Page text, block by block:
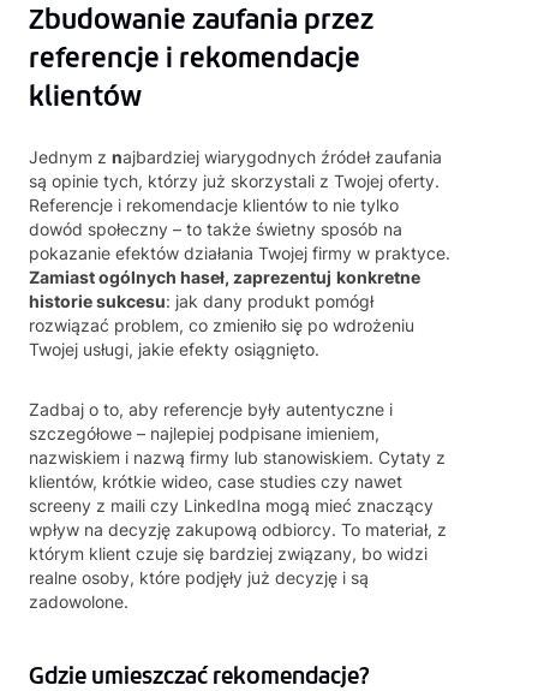
Zbudowanie zaufania przez
referencje i rekomendacje
klientów
Jednym z najbardziej wiarygodnych źródeł zaufania
są opinie tych, którzy już skorzystali z Twojej oferty.
Referencje i rekomendacje klientów to nie tylko
dowód społeczny – to także świetny sposób na
pokazanie efektów działania Twojej firmy w praktyce.
Zamiast ogólnych haseł, zaprezentuj konkretne
historie sukcesu: jak dany produkt pomógł
rozwiązać problem, co zmieniło się po wdrożeniu
Twojej usługi, jakie efekty osiągnięto.
Zadbaj o to, aby referencje były autentyczne i
szczegółowe – najlepiej podpisane imieniem,
nazwiskiem i nazwą firmy lub stanowiskiem. Cytaty z
klientów, krótkie wideo, case studies czy nawet
screeny z maili czy LinkedIna mogą mieć znaczący
wpływ na decyzję zakupową odbiorcy. To materiał, z
którym klient czuje się bardziej związany, bo widzi
realne osoby, które podjęły już decyzję i są
zadowolone.
Gdzie umieszczać rekomendacje?